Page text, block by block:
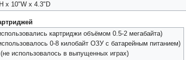
x 10"W x 4.3"D
картриджи объёмом 0.5-2 мегабайта)
0-8 килобайт ОЗУ с батарейным питанием)
использовалось в выпущенных играх)